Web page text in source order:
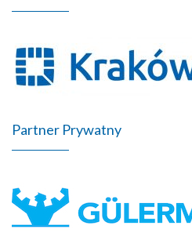
Partner Prywatny